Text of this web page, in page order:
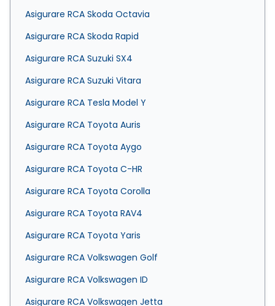
Asigurare RCA Skoda Octavia
Asigurare RCA Skoda Rapid
Asigurare RCA Suzuki SX4
Asigurare RCA Suzuki Vitara
Asigurare RCA Tesla Model Y
Asigurare RCA Toyota Auris
Asigurare RCA Toyota Aygo
Asigurare RCA Toyota C-HR
Asigurare RCA Toyota Corolla
Asigurare RCA Toyota RAV4
Asigurare RCA Toyota Yaris
Asigurare RCA Volkswagen Golf
Asigurare RCA Volkswagen ID
Asigurare RCA Volkswagen Jetta